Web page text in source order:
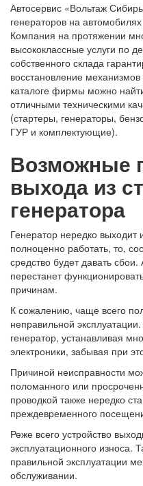
Автосервис «Вольтаж
генераторов на
Компания на протяжении
высококлассные услуги по
собственного склада
восстановление
каталоге фирмы можно
отличными техническими
(стартеры, генераторы,
ГУР и комплектующие).
Возможные
выхода из
генератора
Генератор нередко
полноценно работать, то,
средство будет давать
перестанет
причинам.
К сожалению, чаще всего
неправильной
генератор, устанавливая
электроники, забывая при
Причиной неисправности
поломанного или
проводкой также нередко
преждевременного
Реже всего устройство
эксплуатационного износа.
правильной эксплуатации
обслуживании.